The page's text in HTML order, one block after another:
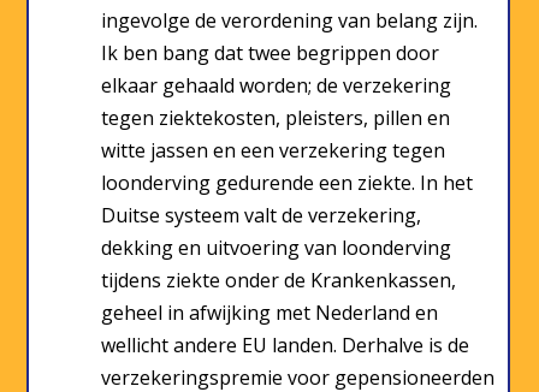
ingevolge de verordening van belang zijn.
Ik ben bang dat twee begrippen door
elkaar gehaald worden; de verzekering
tegen ziektekosten, pleisters, pillen en
witte jassen en een verzekering tegen
loonderving gedurende een ziekte. In het
Duitse systeem valt de verzekering,
dekking en uitvoering van loonderving
tijdens ziekte onder de Krankenkassen,
geheel in afwijking met Nederland en
wellicht andere EU landen. Derhalve is de
verzekeringspremie voor gepensioneerden